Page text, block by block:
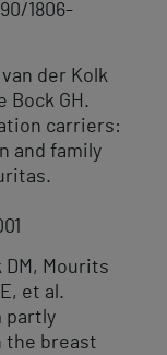
1806-
der Kolk
Bock GH.
carriers:
and family
DM, Mourits
et al.
partly
the breast